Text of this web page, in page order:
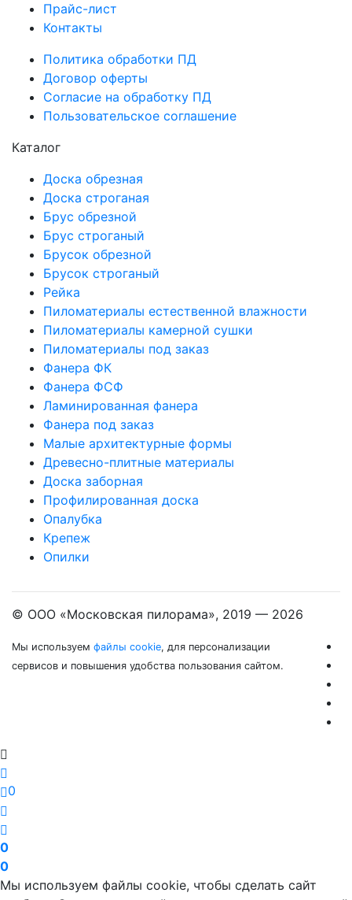
Прайс-лист
Контакты
Политика обработки ПД
Договор оферты
Согласие на обработку ПД
Пользовательское соглашение
Каталог
Доска обрезная
Доска строганая
Брус обрезной
Брус строганый
Брусок обрезной
Брусок строганый
Рейка
Пиломатериалы естественной влажности
Пиломатериалы камерной сушки
Пиломатериалы под заказ
Фанера ФК
Фанера ФСФ
Ламинированная фанера
Фанера под заказ
Малые архитектурные формы
Древесно-плитные материалы
Доска заборная
Профилированная доска
Опалубка
Крепеж
Опилки
© ООО «Московская пилорама», 2019 — 2026
Мы используем файлы cookie, для персонализации
сервисов и повышения удобства пользования сайтом.
0
0
0
Мы используем файлы cookie, чтобы сделать сайт